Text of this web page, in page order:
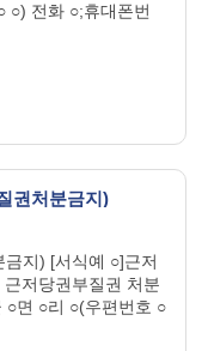
○) 전화 ○;휴대폰번
권처분금지)
지) [서식예 ○]근저
저당권부질권 처분
○면 ○리 ○(우편번호 ○